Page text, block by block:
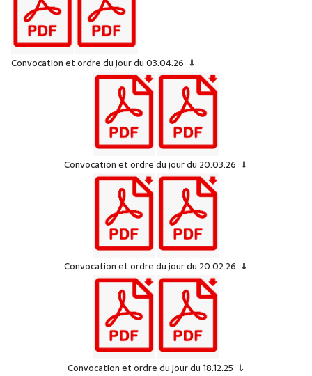
Convocation et ordre du jour du 03.04.26 ⇓
Convocation et ordre du jour du 20.03.26 ⇓
Convocation et ordre du jour du 20.02.26 ⇓
Convocation et ordre du jour du 18.12.25 ⇓